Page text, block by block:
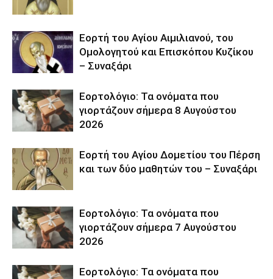
Εορτή του Αγίου Αιμιλιανού, του
Ομολογητού και Επισκόπου Κυζίκου
– Συναξάρι
Εορτολόγιο: Τα ονόματα που
γιορτάζουν σήμερα 8 Αυγούστου
2026
Εορτή του Αγίου Δομετίου του Πέρση
και των δύο μαθητών του – Συναξάρι
Εορτολόγιο: Τα ονόματα που
γιορτάζουν σήμερα 7 Αυγούστου
2026
Εορτολόγιο: Τα ονόματα που